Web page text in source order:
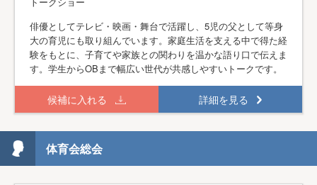
俳優としてテレビ・映画・舞台で活躍し、5児の父として等身
大の育児にも取り組んでいます。家庭生活を支える中で得た経
験をもとに、子育てや家族との関わりを温かな語り口で伝えま
す。学生からOBまで幅広い世代が共感しやすいトークです。
候補に入れる 詳細を見る
体育会総会